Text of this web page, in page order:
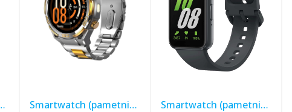
Smartwatch (pametni
Smartwatch (pametni